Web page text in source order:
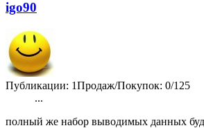
igo90
Публикации: 1Продаж/Покупок: 0/125
...
полный же набор выводимых данных